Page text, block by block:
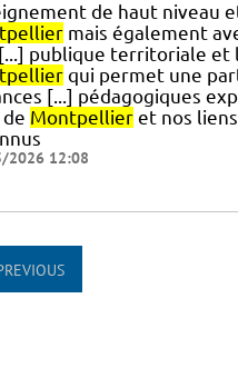
de haut niveau
mais également
publique territoriale et
qui permet une
[...] pédagogiques
de Montpellieret nos
2026 12:08